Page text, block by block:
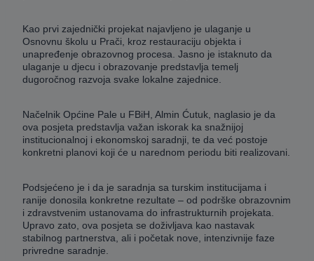
Kao prvi zajednički projekat najavljeno je ulaganje u
Osnovnu školu u Prači, kroz restauraciju objekta i
unapređenje obrazovnog procesa. Jasno je istaknuto da
ulaganje u djecu i obrazovanje predstavlja temelj
dugoročnog razvoja svake lokalne zajednice.
Načelnik Općine Pale u FBiH, Almin Ćutuk, naglasio je da
ova posjeta predstavlja važan iskorak ka snažnijoj
institucionalnoj i ekonomskoj saradnji, te da već postoje
konkretni planovi koji će u narednom periodu biti realizovani.
Podsjećeno je i da je saradnja sa turskim institucijama i
ranije donosila konkretne rezultate – od podrške obrazovnim
i zdravstvenim ustanovama do infrastrukturnih projekata.
Upravo zato, ova posjeta se doživljava kao nastavak
stabilnog partnerstva, ali i početak nove, intenzivnije faze
privredne saradnje.